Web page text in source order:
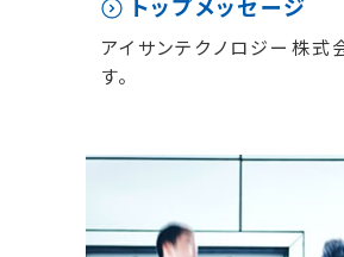
トップメッセージ
アイサンテクノロジー株
す。